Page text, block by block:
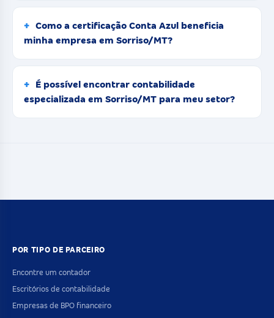
Como a certificação Conta Azul beneficia
minha empresa em Sorriso/MT?
É possível encontrar contabilidade
especializada em Sorriso/MT para meu setor?
POR TIPO DE PARCEIRO
Encontre um contador
Escritórios de contabilidade
Empresas de BPO financeiro